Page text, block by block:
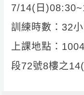
7/14(日
訓練時數：32
上課地點：
段72號8樓之